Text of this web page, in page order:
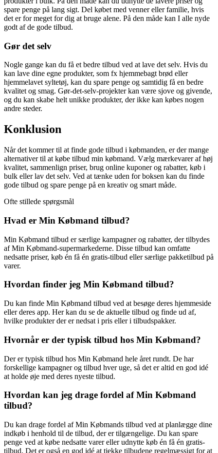
spare penge på lang sigt. Del købet med venner eller familie, hvis
det er for meget for dig at bruge alene. På den måde kan I alle nyde
godt af de gode tilbud.
Gør det selv
Nogle gange kan du få et bedre tilbud ved at lave det selv. Hvis du
kan lave dine egne produkter, som fx hjemmebagt brød eller
hjemmelavet syltetøj, kan du spare penge og samtidig få en bedre
kvalitet og smag. Gør-det-selv-projekter kan være sjove og givende,
og du kan skabe helt unikke produkter, der ikke kan købes nogen
andre steder.
Konklusion
Når det kommer til at finde gode tilbud i købmanden, er der mange
alternativer til at købe tilbud min købmand. Vælg mærkevarer af høj
kvalitet, sammenlign priser, brug online kuponer og rabatter, køb i
bulk eller lav det selv. Ved at tænke uden for boksen kan du finde
gode tilbud og spare penge på en kreativ og smart måde.
Ofte stillede spørgsmål
Hvad er Min Købmand tilbud?
Min Købmand tilbud er særlige kampagner og rabatter, der tilbydes
af Min Købmand-supermarkederne. Disse tilbud kan omfatte
nedsatte priser, køb én få én gratis-tilbud eller særlige pakketilbud på
varer.
Hvordan finder jeg Min Købmand tilbud?
Du kan finde Min Købmand tilbud ved at besøge deres hjemmeside
eller deres app. Her kan du se de aktuelle tilbud og finde ud af,
hvilke produkter der er nedsat i pris eller i tilbudspakker.
Hvornår er der typisk tilbud hos Min Købmand?
Der er typisk tilbud hos Min Købmand hele året rundt. De har
forskellige kampagner og tilbud hver uge, så det er altid en god idé
at holde øje med deres nyeste tilbud.
Hvordan kan jeg drage fordel af Min Købmand
tilbud?
Du kan drage fordel af Min Købmands tilbud ved at planlægge dine
indkøb i henhold til de tilbud, der er tilgængelige. Du kan spare
penge ved at købe nedsatte varer eller udnytte køb én få én gratis-
tilbud. Det er også en god idé at tjekke tilbudene regelmæssigt for at